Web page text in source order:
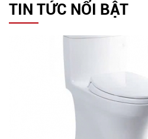
TIN TỨC NỔI BẬT